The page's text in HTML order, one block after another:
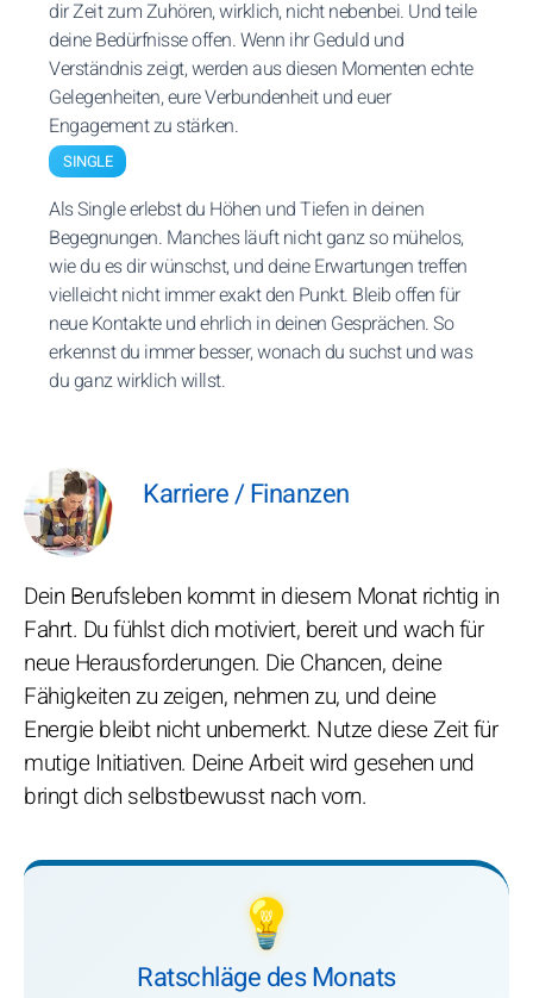
dir Zeit zum Zuhören, wirklich, nicht nebenbei. Und teile
deine Bedürfnisse offen. Wenn ihr Geduld und
Verständnis zeigt, werden aus diesen Momenten echte
Gelegenheiten, eure Verbundenheit und euer
Engagement zu stärken.
SINGLE
Als Single erlebst du Höhen und Tiefen in deinen
Begegnungen. Manches läuft nicht ganz so mühelos,
wie du es dir wünschst, und deine Erwartungen treffen
vielleicht nicht immer exakt den Punkt. Bleib offen für
neue Kontakte und ehrlich in deinen Gesprächen. So
erkennst du immer besser, wonach du suchst und was
du ganz wirklich willst.
Karriere / Finanzen
Dein Berufsleben kommt in diesem Monat richtig in
Fahrt. Du fühlst dich motiviert, bereit und wach für
neue Herausforderungen. Die Chancen, deine
Fähigkeiten zu zeigen, nehmen zu, und deine
Energie bleibt nicht unbemerkt. Nutze diese Zeit für
mutige Initiativen. Deine Arbeit wird gesehen und
bringt dich selbstbewusst nach vorn.
💡
Ratschläge des Monats